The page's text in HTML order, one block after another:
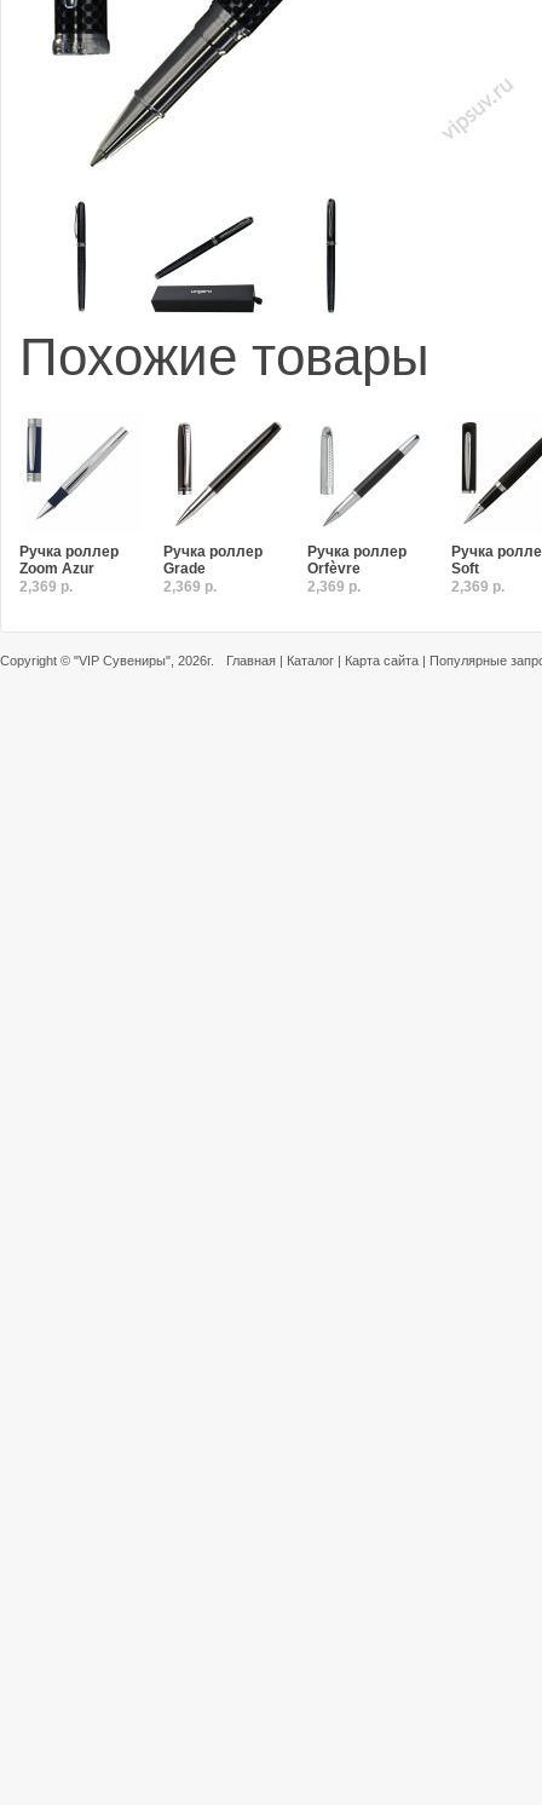
Похожие товары
Ручка роллер
Zoom Azur
2,369 р.
Ручка роллер
Grade
2,369 р.
Ручка роллер
Orfèvre
2,369 р.
Ручка
Soft
2,369 р.
Copyright © "VIP Сувениры" , 2026г. Главная | Каталог | Карта сайта | Популярные